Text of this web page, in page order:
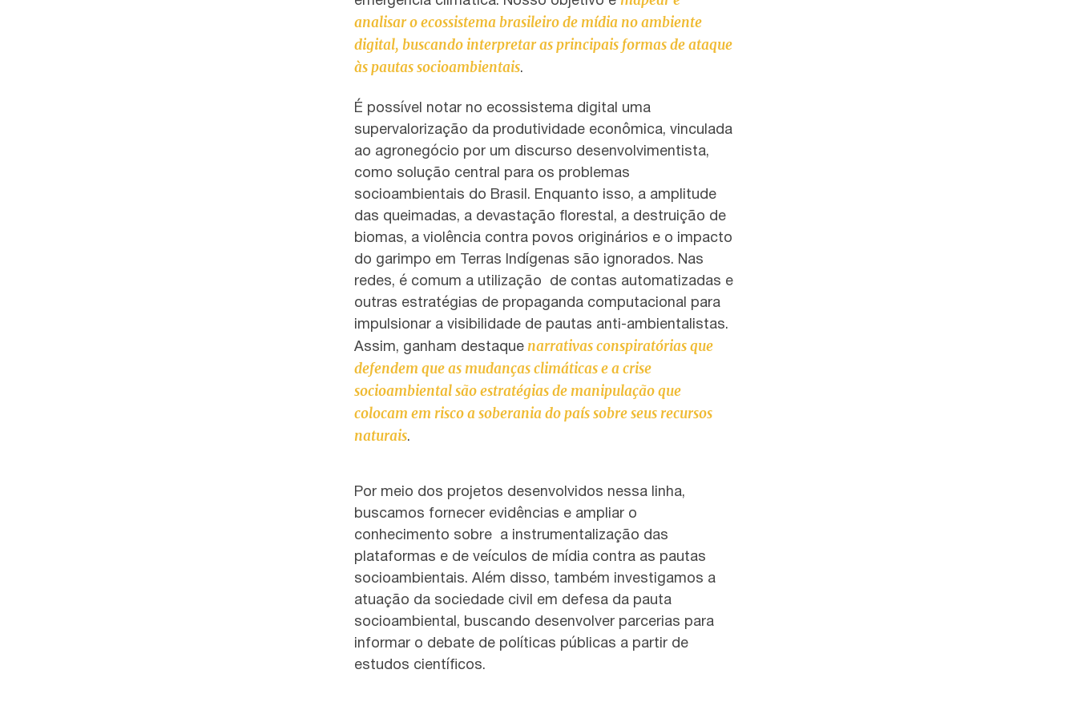
analisar o ecossistema brasileiro de mídia no ambiente
digital, buscando interpretar as principais formas de ataque
às pautas socioambientais.
É possível notar no ecossistema digital uma
supervalorização da produtividade econômica, vinculada
ao agronegócio por um discurso desenvolvimentista,
como solução central para os problemas
socioambientais do Brasil. Enquanto isso, a amplitude
das queimadas, a devastação florestal, a destruição de
biomas, a violência contra povos originários e o impacto
do garimpo em Terras Indígenas são ignorados. Nas
redes, é comum a utilização de contas automatizadas e
outras estratégias de propaganda computacional para
impulsionar a visibilidade de pautas anti-ambientalistas.
Assim, ganham destaque narrativas conspiratórias que
defendem que as mudanças climáticas e a crise
socioambiental são estratégias de manipulação que
colocam em risco a soberania do país sobre seus recursos
naturais.
Por meio dos projetos desenvolvidos nessa linha,
buscamos fornecer evidências e ampliar o
conhecimento sobre a instrumentalização das
plataformas e de veículos de mídia contra as pautas
socioambientais. Além disso, também investigamos a
atuação da sociedade civil em defesa da pauta
socioambiental, buscando desenvolver parcerias para
informar o debate de políticas públicas a partir de
estudos científicos.